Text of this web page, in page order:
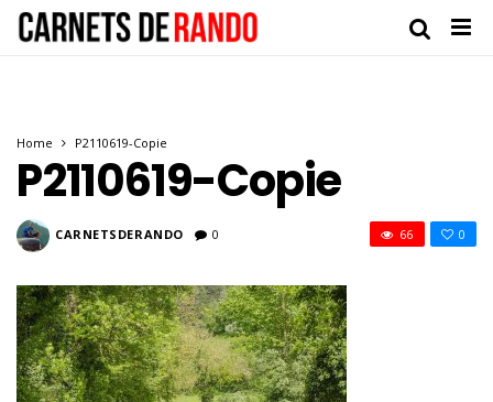
Home P2110619-Copie
P2110619-Copie
CARNETSDERANDO 0 0
66